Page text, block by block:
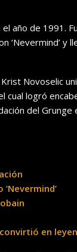
año de 1991.
‘Nevermind’ y
Novoselic
cual logró
del Grunge
en